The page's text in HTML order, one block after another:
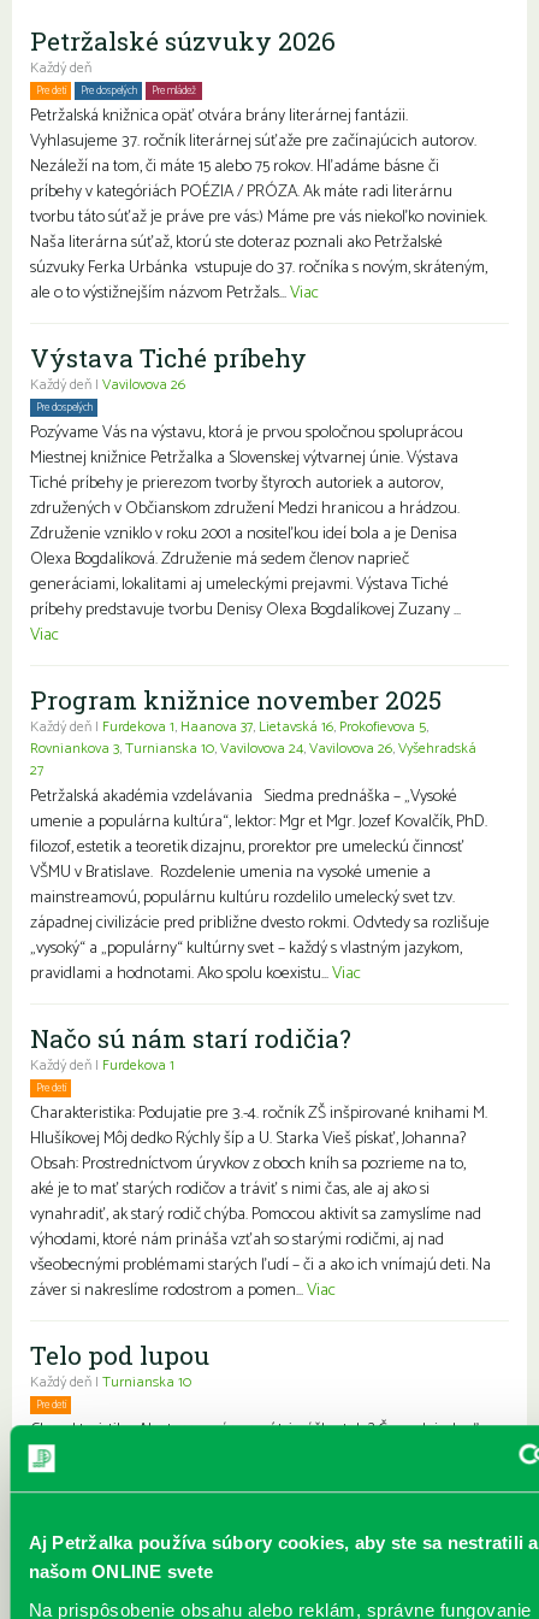
Aj Petržalka používa súbory cookies, aby ste sa nestratili
našom ONLINE svete
Na prispôsobenie obsahu alebo reklám, správne fungovanie
Petržalské súzvuky 2026
Každý deň
Pre deti Pre dospelých Pre mládež
Petržalská knižnica opäť otvára brány literárnej fantázii.
Vyhlasujeme 37. ročník literárnej súťaže pre začínajúcich autorov.
Nezáleží na tom, či máte 15 alebo 75 rokov. Hľadáme básne či
príbehy v kategóriách POÉZIA / PRÓZA. Ak máte radi literárnu
tvorbu táto súťaž je práve pre vás:) Máme pre vás niekoľko noviniek.
Naša literárna súťaž, ktorú ste doteraz poznali ako Petržalské
súzvuky Ferka Urbánka vstupuje do 37. ročníka s novým, skráteným,
ale o to výstižnejším názvom Petržals...Viac
Výstava Tiché príbehy
Každý deň | Vavilovova 26
Pre dospelých
Pozývame Vás na výstavu, ktorá je prvou spoločnou spoluprácou
Miestnej knižnice Petržalka a Slovenskej výtvarnej únie. Výstava
Tiché príbehy je prierezom tvorby štyroch autoriek a autorov,
združených v Občianskom združení Medzi hranicou a hrádzou.
Združenie vzniklo v roku 2001 a nositeľkou ideí bola a je Denisa
Olexa Bogdalíková. Združenie má sedem členov naprieč
generáciami, lokalitami aj umeleckými prejavmi. Výstava Tiché
príbehy predstavuje tvorbu Denisy Olexa Bogdalíkovej Zuzany ...
Viac
Program knižnice november 2025
Každý deň | Furdekova 1, Haanova 37, Lietavská 16, Prokofievova 5,
Rovniankova 3,Turnianska 10,Vavilovova 24,Vavilovova 26,Vyšehradská
27
Petržalská akadémia vzdelávania Siedma prednáška – „Vysoké
umenie a populárna kultúra“, lektor: Mgr et Mgr. Jozef Kovalčík, PhD.
filozof, estetik a teoretik dizajnu, prorektor pre umeleckú činnosť
VŠMU v Bratislave. Rozdelenie umenia na vysoké umenie a
mainstreamovú, populárnu kultúru rozdelilo umelecký svet tzv.
západnej civilizácie pred približne dvesto rokmi. Odvtedy sa rozlišuje
„vysoký“ a „populárny“ kultúrny svet – každý s vlastným jazykom,
pravidlami a hodnotami. Ako spolu koexistu...Viac
Načo sú nám starí rodičia?
Každý deň | Furdekova 1
Pre deti
Charakteristika: Podujatie pre 3.-4. ročník ZŠ inšpirované knihami M.
Hlušíkovej Môj dedko Rýchly šíp a U. Starka Vieš pískať, Johanna?
Obsah: Prostredníctvom úryvkov z oboch kníh sa pozrieme na to,
aké je to mať starých rodičov a tráviť s nimi čas, ale aj ako si
vynahradiť, ak starý rodič chýba. Pomocou aktivít sa zamyslíme nad
výhodami, ktoré nám prináša vzťah so starými rodičmi, aj nad
všeobecnými problémami starých ľudí – či a ako ich vnímajú deti. Na
záver si nakreslíme rodostrom a pomen...Viac
Telo pod lupou
Každý deň | Turnianska 10
Pre deti
Charakteristika: Ako to vyzerá vo vnútri nášho tela? Čo sa deje, keď
sa hráme, jeme alebo spíme? Ako byť zdravý a poradiť si s
nepríjemnými bacilmi? Obsah: Úvodom si prečítame príbeh o Terke,
pozrieme sa, ako vyzerá naša kostra a kde sa nachádzajú niektoré
životne dôležité orgány. Porozprávame si o vírusoch a baktériách
a povieme si základné zásady prevencie pred chorobami. Na záver si
poskladáme panáčika a jeho vnútorné orgány...Viac